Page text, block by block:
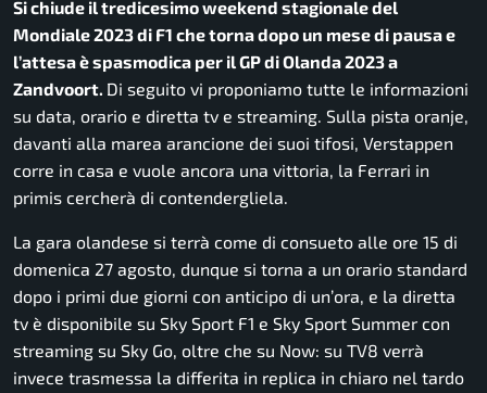
Si chiude il tredicesimo weekend stagionale del
Mondiale 2023 di F1 che torna dopo un mese di pausa e
l’attesa è spasmodica per il GP di Olanda 2023 a
Zandvoort. Di seguito vi proponiamo tutte le informazioni
su data, orario e diretta tv e streaming. Sulla pista oranje,
davanti alla marea arancione dei suoi tifosi, Verstappen
corre in casa e vuole ancora una vittoria, la Ferrari in
primis cercherà di contendergliela.
La gara olandese si terrà come di consueto alle ore 15 di
domenica 27 agosto, dunque si torna a un orario standard
dopo i primi due giorni con anticipo di un’ora, e la diretta
tv è disponibile su Sky Sport F1 e Sky Sport Summer con
streaming su Sky Go, oltre che su Now: su TV8 verrà
invece trasmessa la differita in replica in chiaro nel tardo